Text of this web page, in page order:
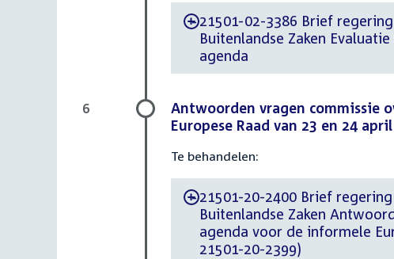
-21501-02-3386 Brief
Buitenlandse Zaken
agenda
Antwoorden vragen commissie
Europese Raad van 23 en 24
Te behandelen:
-21501-20-2400 Brief
Buitenlandse Zaken
agenda voor de informele
21501-20-2399)
6